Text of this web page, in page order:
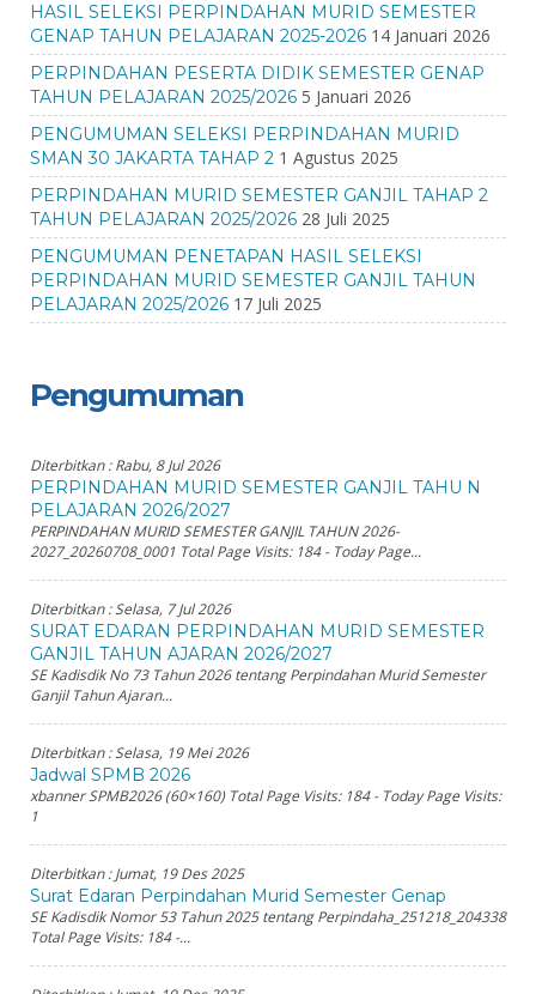
HASIL SELEKSI PERPINDAHAN MURID SEMESTER
GENAP TAHUN PELAJARAN 2025-2026 14 Januari 2026
PERPINDAHAN PESERTA DIDIK SEMESTER GENAP
TAHUN PELAJARAN 2025/2026 5 Januari 2026
PENGUMUMAN SELEKSI PERPINDAHAN MURID
SMAN 30 JAKARTA TAHAP 2 1 Agustus 2025
PERPINDAHAN MURID SEMESTER GANJIL TAHAP 2
TAHUN PELAJARAN 2025/2026 28 Juli 2025
PENGUMUMAN PENETAPAN HASIL SELEKSI
PERPINDAHAN MURID SEMESTER GANJIL TAHUN
PELAJARAN 2025/2026 17 Juli 2025
Pengumuman
Diterbitkan :Rabu, 8 Jul 2026
PERPINDAHAN MURID SEMESTER GANJIL TAHU N
PELAJARAN 2026/2027
PERPINDAHAN MURID SEMESTER GANJIL TAHUN 2026-
2027_20260708_0001 Total Page Visits: 184 - Today Page...
Diterbitkan :Selasa, 7 Jul 2026
SURAT EDARAN PERPINDAHAN MURID SEMESTER
GANJIL TAHUN AJARAN 2026/2027
SE Kadisdik No 73 Tahun 2026 tentang Perpindahan Murid Semester
Ganjil Tahun Ajaran...
Diterbitkan :Selasa, 19 Mei 2026
Jadwal SPMB 2026
xbanner SPMB2026 (60×160) Total Page Visits: 184 - Today Page Visits:
1
Diterbitkan :Jumat, 19 Des 2025
Surat Edaran Perpindahan Murid Semester Genap
SE Kadisdik Nomor 53 Tahun 2025 tentang Perpindaha_251218_204338
Total Page Visits: 184 -...